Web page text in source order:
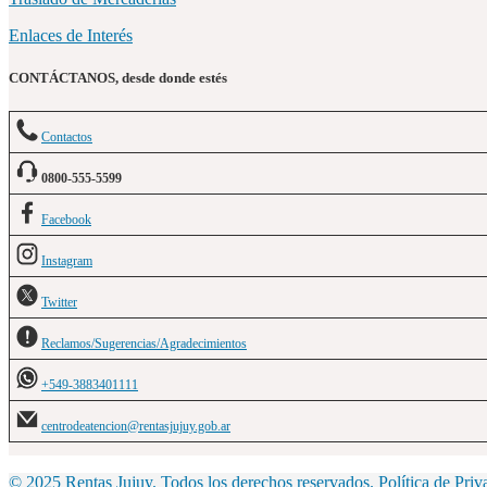
Enlaces de Interés
CONTÁCTANOS, desde donde estés
Contactos
0800-555-5599
Facebook
Instagram
Twitter
Reclamos/Sugerencias/Agradecimientos
+549-3883401111
centrodeatencion@rentasjujuy.gob.ar
© 2025 Rentas Jujuy. Todos los derechos reservados. Política de